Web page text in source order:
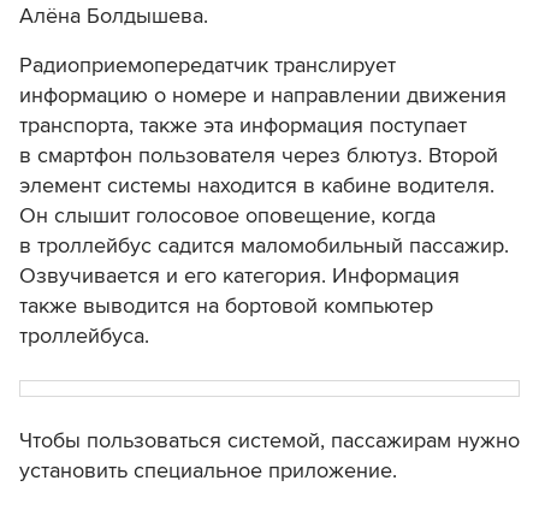
Алёна Болдышева.
Радиоприемопередатчик транслирует
информацию о номере и направлении движения
транспорта, также эта информация поступает
в смартфон пользователя через блютуз. Второй
элемент системы находится в кабине водителя.
Он слышит голосовое оповещение, когда
в троллейбус садится маломобильный пассажир.
Озвучивается и его категория. Информация
также выводится на бортовой компьютер
троллейбуса.
Чтобы пользоваться системой, пассажирам нужно
установить специальное приложение.